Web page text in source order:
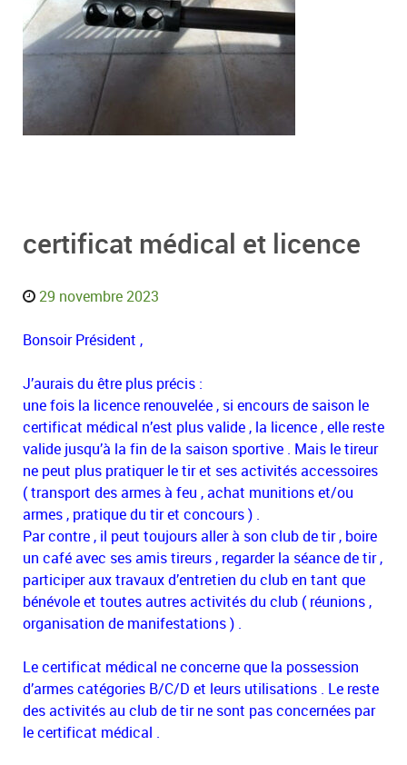
certificat médical et licence
29 novembre 2023
Bonsoir Président ,
J’aurais du être plus précis :
une fois la licence renouvelée , si encours de saison le
certificat médical n’est plus valide , la licence , elle reste
valide jusqu’à la fin de la saison sportive . Mais le tireur
ne peut plus pratiquer le tir et ses activités accessoires
( transport des armes à feu , achat munitions et/ou
armes , pratique du tir et concours ) .
Par contre , il peut toujours aller à son club de tir , boire
un café avec ses amis tireurs , regarder la séance de tir ,
participer aux travaux d’entretien du club en tant que
bénévole et toutes autres activités du club ( réunions ,
organisation de manifestations ) .
Le certificat médical ne concerne que la possession
d’armes catégories B/C/D et leurs utilisations . Le reste
des activités au club de tir ne sont pas concernées par
le certificat médical .